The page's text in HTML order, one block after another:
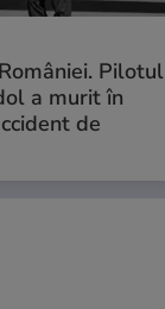
Pilotul
a murit în
de